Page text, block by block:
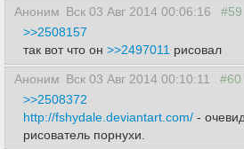
Аноним Вск 03 Авг 2014 00:06:16 #59
>>2508157
так вот что он >>2497011 рисовал
Аноним Вск 03 Авг 2014 00:10:11 #60
>>2508372
http://fshydale.deviantart.com/ -
рисователь порнухи.